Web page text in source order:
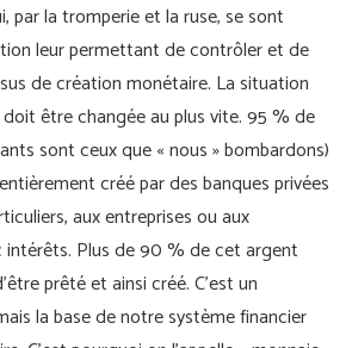
par la tromperie et la ruse, se sont
leur permettant de contrôler et de
de création monétaire. La situation
être changée au plus vite. 95 % de
sont ceux que « nous » bombardons)
créé par des banques privées
aux entreprises ou aux
intérêts. Plus de 90 % de cet argent
prêté et ainsi créé. C’est un
la base de notre système financier